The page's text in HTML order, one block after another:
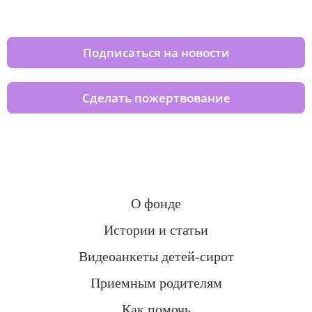
Подписаться на новости
Сделать пожертвование
О фонде
Истории и статьи
Видеоанкеты детей-сирот
Приемным родителям